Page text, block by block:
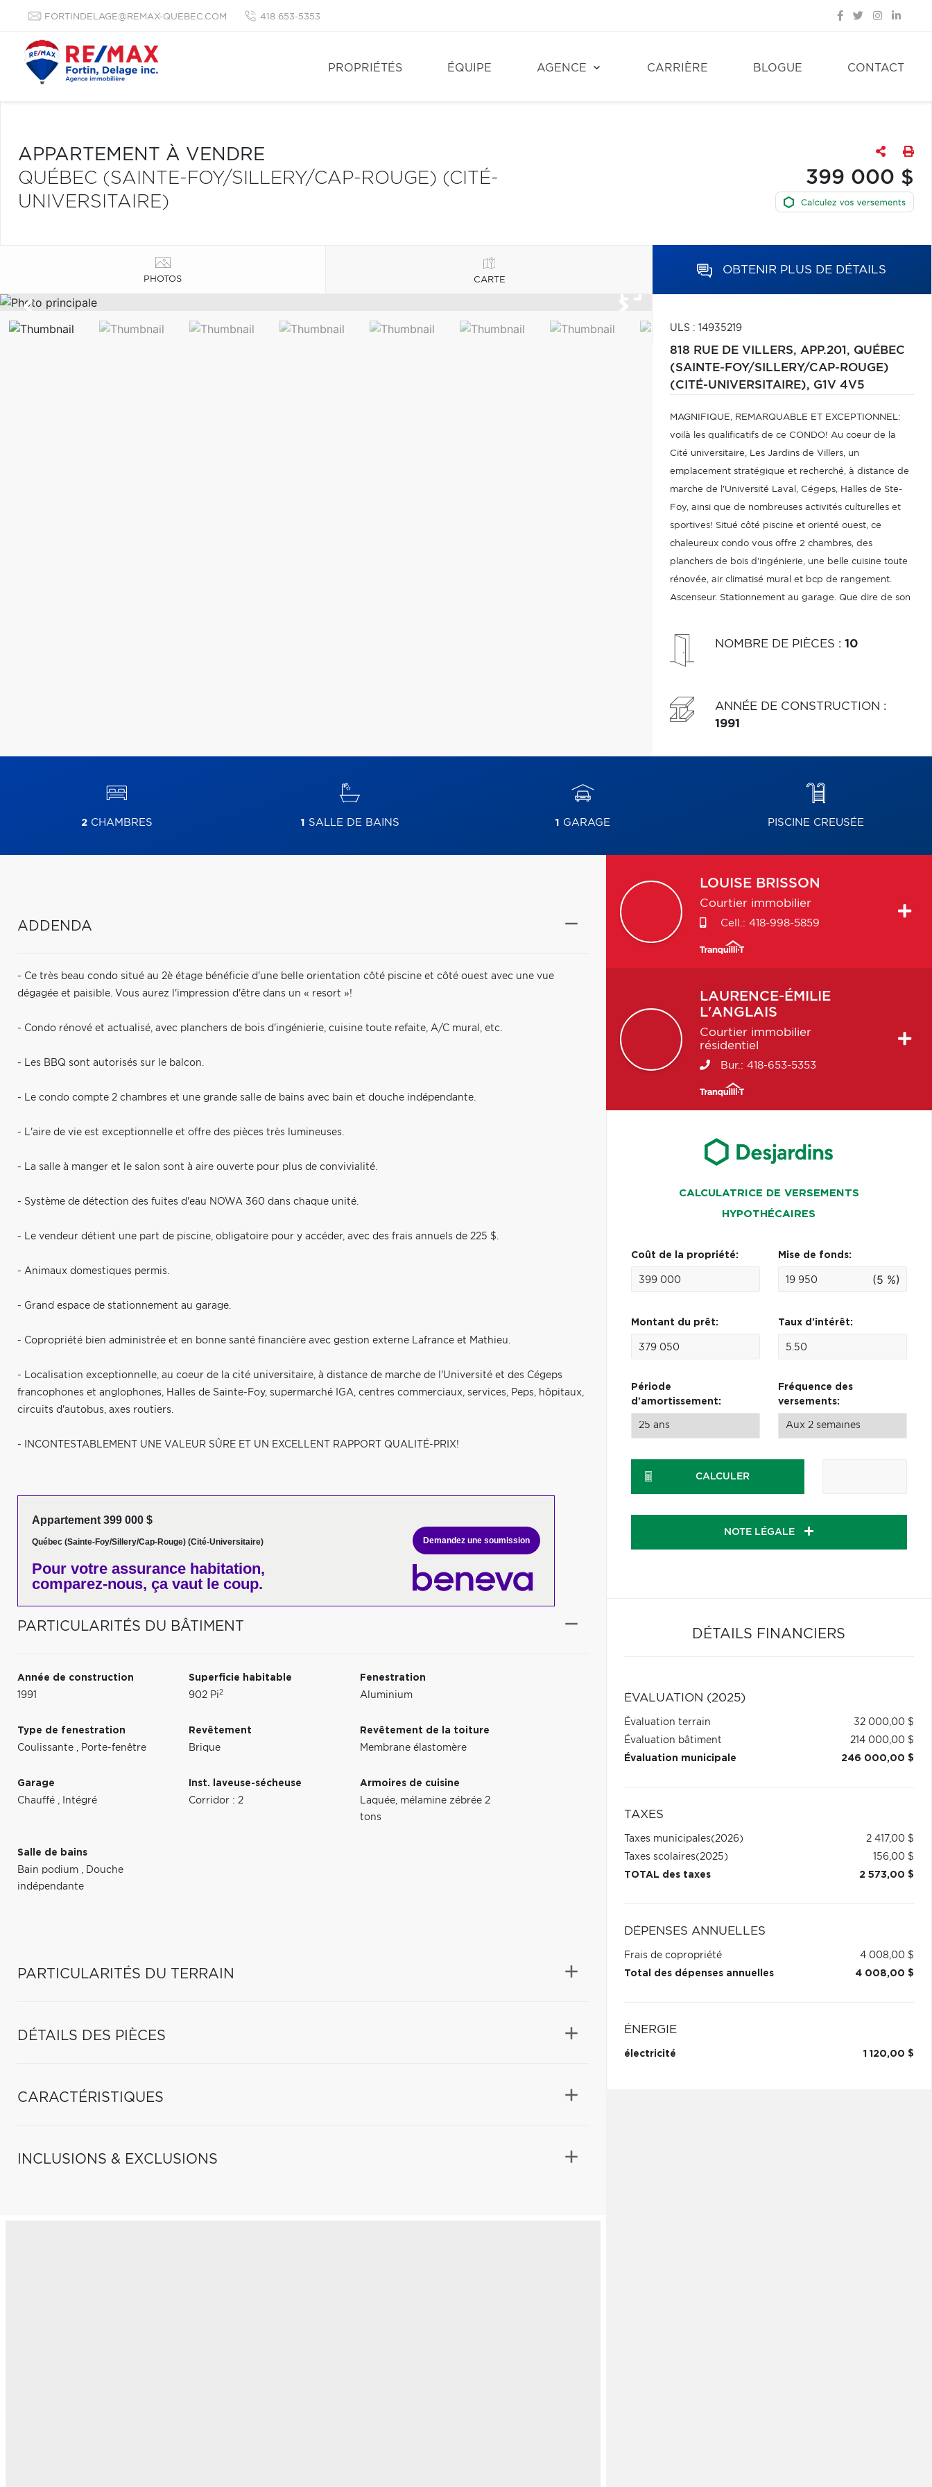
FORTINDELAGE@REMAX-QUEBEC.COM 418 653-5353
PROPRIÉTÉS ÉQUIPE AGENCE CARRIÈRE BLOGUE CONTACT
APPARTEMENT À VENDRE
QUÉBEC (SAINTE-FOY/SILLERY/CAP-ROUGE) (CITÉ-
UNIVERSITAIRE)
399 000 $
PHOTOS CARTE
OBTENIR PLUS DE DÉTAILS
ULS : 14935219
818 RUE DE VILLERS, APP.201, QUÉBEC
(SAINTE-FOY/SILLERY/CAP-ROUGE)
(CITÉ-UNIVERSITAIRE), G1V 4V5
MAGNIFIQUE, REMARQUABLE ET EXCEPTIONNEL:
voilà les qualificatifs de ce CONDO! Au coeur de la
Cité universitaire, Les Jardins de Villers, un
emplacement stratégique et recherché, à distance de
marche de l'Université Laval, Cégeps, Halles de Ste-
Foy, ainsi que de nombreuses activités culturelles et
sportives! Situé côté piscine et orienté ouest, ce
chaleureux condo vous offre 2 chambres, des
planchers de bois d'ingénierie, une belle cuisine toute
rénovée, air climatisé mural et bcp de rangement.
Ascenseur. Stationnement au garage. Que dire de son
d'investissements de près de 80 000 $! Libre.
NOMBRE DE PIÈCES : 10
ANNÉE DE CONSTRUCTION :
1991
2CHAMBRES 1 SALLE DE BAINS 1 GARAGE PISCINE CREUSÉE
ADDENDA
- Ce très beau condo situé au 2è étage bénéficie d'une belle orientation côté piscine et côté ouest avec une vue
dégagée et paisible. Vous aurez l'impression d'être dans un « resort »!
- Condo rénové et actualisé, avec planchers de bois d'ingénierie, cuisine toute refaite, A/C mural, etc.
- Les BBQ sont autorisés sur le balcon.
- Le condo compte 2 chambres et une grande salle de bains avec bain et douche indépendante.
- L'aire de vie est exceptionnelle et offre des pièces très lumineuses.
- La salle à manger et le salon sont à aire ouverte pour plus de convivialité.
- Système de détection des fuites d'eau NOWA 360 dans chaque unité.
- Le vendeur détient une part de piscine, obligatoire pour y accéder, avec des frais annuels de 225 $.
- Animaux domestiques permis.
- Grand espace de stationnement au garage.
- Copropriété bien administrée et en bonne santé financière avec gestion externe Lafrance et Mathieu.
- Localisation exceptionnelle, au coeur de la cité universitaire, à distance de marche de l'Université et des Cégeps
francophones et anglophones, Halles de Sainte-Foy, supermarché IGA, centres commerciaux, services, Peps, hôpitaux,
circuits d'autobus, axes routiers.
- INCONTESTABLEMENT UNE VALEUR SÛRE ET UN EXCELLENT RAPPORT QUALITÉ-PRIX!
Appartement 399 000 $
Québec (Sainte-Foy/Sillery/Cap-Rouge) (Cité-Universitaire)
Pour votre assurance habitation,
comparez-nous, ça vaut le coup.
Demandez une soumission
PARTICULARITÉS DU BÂTIMENT
Année de construction
1991
Superficie habitable
902 Pi2
Fenestration
Aluminium
Type de fenestration
Coulissante , Porte-fenêtre
Revêtement
Brique
Revêtement de la toiture
Membrane élastomère
Garage
Chauffé , Intégré
Inst. laveuse-sécheuse
Corridor : 2
Armoires de cuisine
Laquée, mélamine zébrée 2
tons
Salle de bains
Bain podium , Douche
indépendante
PARTICULARITÉS DU TERRAIN
DÉTAILS DES PIÈCES
CARACTÉRISTIQUES
INCLUSIONS & EXCLUSIONS
LOUISE BRISSON
Courtier immobilier
Cell.: 418-998-5859
LAURENCE-ÉMILIE
L'ANGLAIS
Courtier immobilier
résidentiel
Bur.: 418-653-5353
CALCULATRICE DE VERSEMENTS
HYPOTHÉCAIRES
Coût de la propriété: Mise de fonds:
(5 %)
Montant du prêt: Taux d'intérêt:
Période
d'amortissement:
Fréquence des
versements:
CALCULER
NOTE LÉGALE
DÉTAILS FINANCIERS
ÉVALUATION (2025)
Évaluation terrain
32 000,00 $
Évaluation bâtiment
214 000,00 $
Évaluation municipale
246 000,00 $
TAXES
Taxes municipales(2026)
2 417,00 $
Taxes scolaires(2025)
156,00 $
TOTAL des taxes
2 573,00 $
DÉPENSES ANNUELLES
Frais de copropriété
4 008,00 $
Total des dépenses annuelles
4 008,00 $
ÉNERGIE
électricité 1 120,00 $